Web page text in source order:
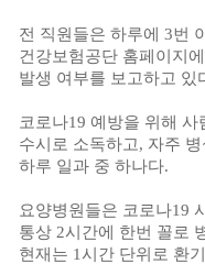
전 직원들은 하루에 3번
건강보험공단 홈페이지
발생 여부를 보고하고 있
코로나19 예방을 위해 사
수시로 소독하고, 자주
하루 일과 중 하나다.
요양병원들은 코로나19
통상 2시간에 한번 꼴로
현재는 1시간 단위로 환